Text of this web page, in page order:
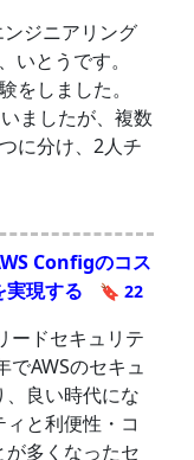
ンジニアリング
いとうです。
をしました。
ましたが、複数
に分け、2人チ
Configのコス
実現する
🔖 22
ードセキュリテ
でAWSのセキュ
、良い時代にな
と利便性・コ
多くなったセ